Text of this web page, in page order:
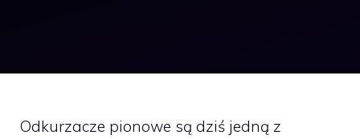
Odkurzacze pionowe są dziś jedną z